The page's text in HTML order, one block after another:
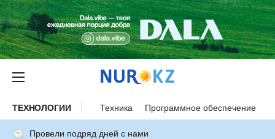
ТЕХНОЛОГИИ Техника Программное обеспечение
Провели подряд дней с нами